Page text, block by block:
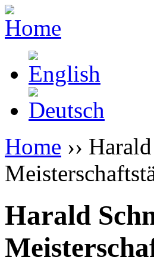
Home ››
Harald